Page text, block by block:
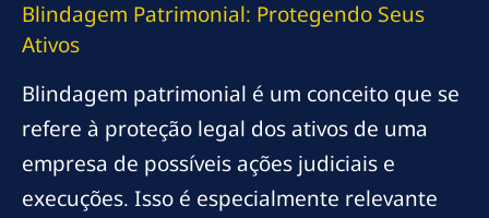
Blindagem Patrimonial: Protegendo Seus
Ativos
Blindagem patrimonial é um conceito que se
refere à proteção legal dos ativos de uma
empresa de possíveis ações judiciais e
execuções. Isso é especialmente relevante